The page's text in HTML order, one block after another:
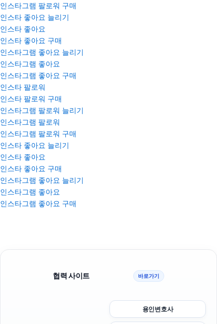
인스타그램 팔로워 구매
인스타 좋아요 늘리기
인스타 좋아요
인스타 좋아요 구매
인스타그램 좋아요 늘리기
인스타그램 좋아요
인스타그램 좋아요 구매
인스타 팔로워
인스타 팔로워 구매
인스타그램 팔로워 늘리기
인스타그램 팔로워
인스타그램 팔로워 구매
인스타 좋아요 늘리기
인스타 좋아요
인스타 좋아요 구매
인스타그램 좋아요 늘리기
인스타그램 좋아요
인스타그램 좋아요 구매
협력 사이트 바로가기
용인변호사